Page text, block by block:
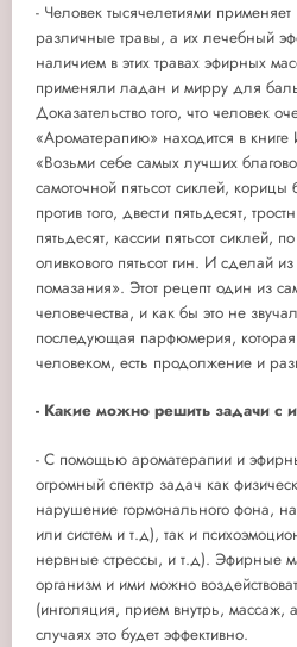
- Человек тысячелетиями
различные травы, а их лечебный
наличием в этих травах эфирных
применяли ладан и мирру для
Доказательство того, что человек
«Ароматерапию» находится в книге
«Возьми себе самых лучших
самоточной пятьсот сиклей,
против того, двести пятьдесят,
пятьдесят, кассии пятьсот сиклей,
оливкового пятьсот гин. И сделай
помазания». Этот рецепт один из
человечества, и как бы это не
последующая парфюмерия, которая
человеком, есть продолжение и
- Какие можно решить задачи с
- С помощью ароматерапии и
огромный спектр задач как
нарушение гормонального фона,
или систем и т.д), так и
нервные стрессы, и т.д). Эфирные
организм и ими можно
(инголяция, прием внутрь, массаж,
случаях это будет эффективно.